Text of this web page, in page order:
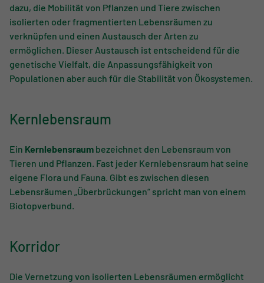
dazu, die Mobilität von Pflanzen und Tiere zwischen
isolierten oder fragmentierten Lebensräumen zu
verknüpfen und einen Austausch der Arten zu
ermöglichen. Dieser Austausch ist entscheidend für die
genetische Vielfalt, die Anpassungsfähigkeit von
Populationen aber auch für die Stabilität von Ökosystemen.
Kernlebensraum
Ein Kernlebensraum bezeichnet den Lebensraum von
Tieren und Pflanzen. Fast jeder Kernlebensraum hat seine
eigene Flora und Fauna. Gibt es zwischen diesen
Lebensräumen „Überbrückungen“ spricht man von einem
Biotopverbund.
Korridor
Die Vernetzung von isolierten Lebens­räumen ermöglicht